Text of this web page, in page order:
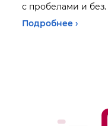
с пробелами и без.
Подробнее ›